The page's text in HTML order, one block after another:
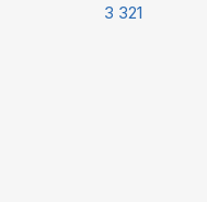
3 321